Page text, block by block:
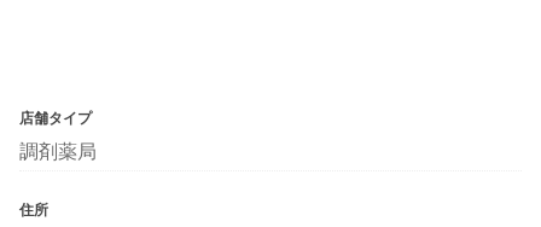
店舗タイプ
調剤薬局
住所